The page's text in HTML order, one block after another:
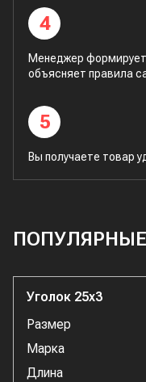
4
Менеджер формирует
объясняет правила
5
Вы получаете товар
Уголок 25x3
Размер
Марка
Длина